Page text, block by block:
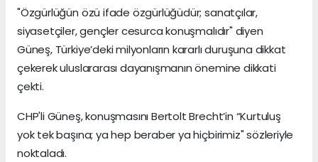
"Özgürlüğün özü ifade özgürlüğüdür; sanatçılar,
siyasetçiler, gençler cesurca konuşmalıdır" diyen
Güneş, Türkiye’deki milyonların kararlı duruşuna dikkat
çekerek uluslararası dayanışmanın önemine dikkati
çekti.
CHP'li Güneş, konuşmasını Bertolt Brecht’in “Kurtuluş
yok tek başına; ya hep beraber ya hiçbirimiz" sözleriyle
noktaladı.